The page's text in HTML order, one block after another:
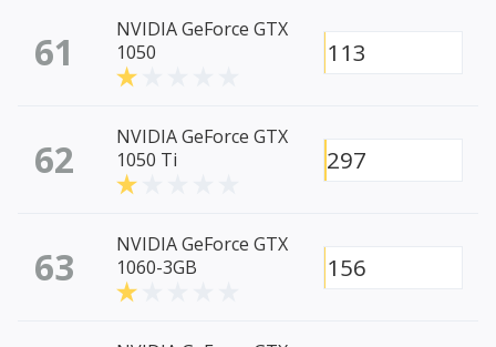
61
NVIDIA GeForce GTX
1050
113
62
NVIDIA GeForce GTX
1050 Ti
297
63
NVIDIA GeForce GTX
1060-3GB
156